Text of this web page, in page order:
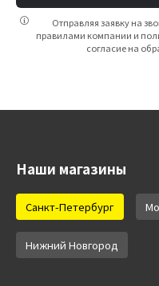
Отправляя заявку на
правилами компании и
согласие на
Наши магазины
Санкт-Петербург
Нижний Новгород